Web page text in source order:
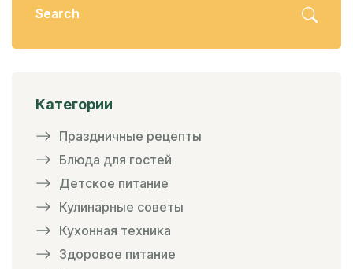
Категории
Праздничные рецепты
Блюда для гостей
Детское питание
Кулинарные советы
Кухонная техника
Здоровое питание